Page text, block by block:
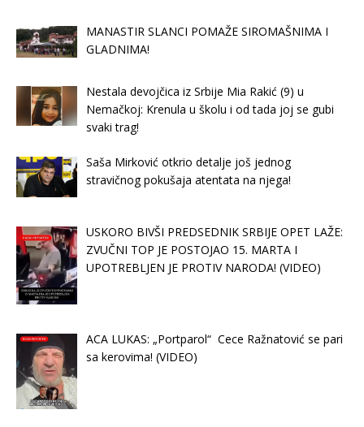
MANASTIR SLANCI POMAŽE SIROMAŠNIMA I
GLADNIMA!
Nestala devojčica iz Srbije Mia Rakić (9) u
Nemačkoj: Krenula u školu i od tada joj se gubi
svaki trag!
Saša Mirković otkrio detalje još jednog
stravičnog pokušaja atentata na njega!
USKORO BIVŠI PREDSEDNIK SRBIJE OPET LAŽE:
ZVUČNI TOP JE POSTOJAO 15. MARTA I
UPOTREBLJEN JE PROTIV NARODA! (VIDEO)
ACA LUKAS: „Portparol“ Cece Ražnatović se pari
sa kerovima! (VIDEO)